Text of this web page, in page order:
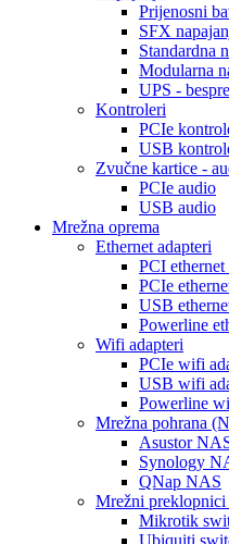
Prijenosni
SFX
Standardna
Modularna
UPS -
Kontroleri
PCIe
USB
Zvučne kartice -
PCIe audio
USB audio
Mrežna oprema
Ethernet adapteri
PCI ethernet
PCIe
USB
Powerline
Wifi adapteri
PCIe wifi
USB wifi
Powerline
Mrežna pohrana
Asustor
Synology
QNap NAS
Mrežni
Mikrotik
Ubiquiti